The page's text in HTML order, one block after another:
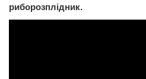
риборозплідник.